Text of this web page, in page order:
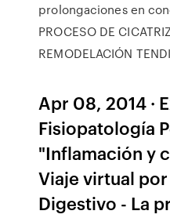
prolongaciones en
PROCESO DE
REMODELACIÓN
Apr 08, 2014 ·
Fisiopatología
"Inflamación y
Viaje virtual
Digestivo - La